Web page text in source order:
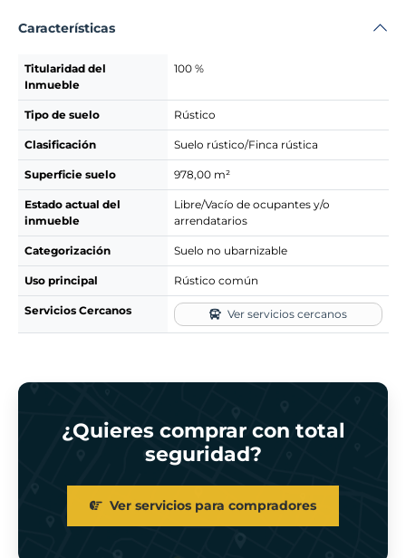
Características
Titularidad del
Inmueble
100 %
Tipo de suelo Rústico
Clasificación Suelo rústico/Finca rústica
Superficie suelo 978,00 m²
Estado actual del
inmueble
Libre/Vacío de ocupantes y/o
arrendatarios
Categorización Suelo no ubarnizable
Uso principal Rústico común
Servicios Cercanos Ver servicios cercanos
¿Quieres comprar con total
seguridad?
Ver servicios para compradores